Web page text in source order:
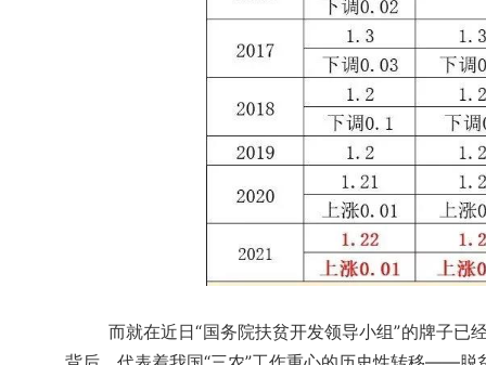
而就在近日“国务院扶贫开发领导小组”的牌子已